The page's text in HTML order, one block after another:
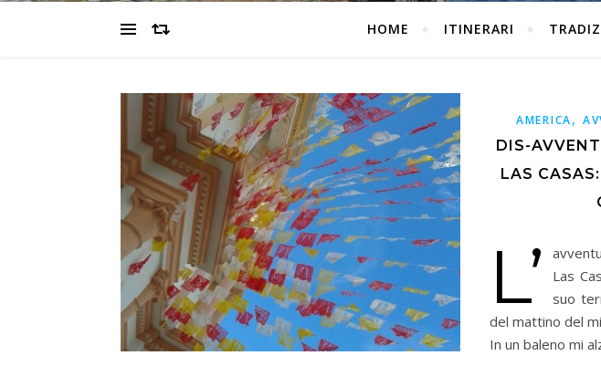
HOME ITINERARI
AMERICA,
DIS-
LAS
L’
Las
suo
del mattino del
In un baleno mi